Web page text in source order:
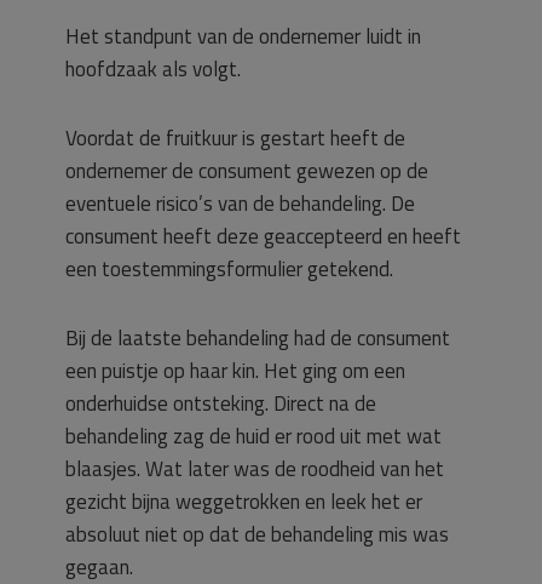
Het standpunt van de ondernemer luidt in
hoofdzaak als volgt.
Voordat de fruitkuur is gestart heeft de
ondernemer de consument gewezen op de
eventuele risico’s van de behandeling. De
consument heeft deze geaccepteerd en heeft
een toestemmingsformulier getekend.
Bij de laatste behandeling had de consument
een puistje op haar kin. Het ging om een
onderhuidse ontsteking. Direct na de
behandeling zag de huid er rood uit met wat
blaasjes. Wat later was de roodheid van het
gezicht bijna weggetrokken en leek het er
absoluut niet op dat de behandeling mis was
gegaan.